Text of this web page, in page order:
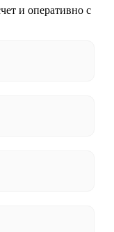
и оперативно с